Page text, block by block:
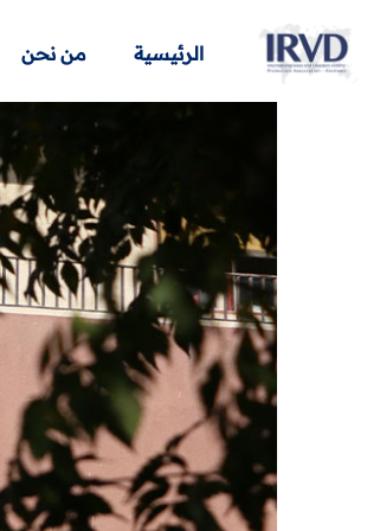
الرئيسية من نحن